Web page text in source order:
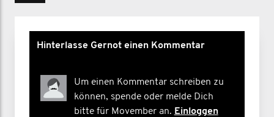
Hinterlasse Gernot einen Kommentar
Um einen Kommentar schreiben zu
können, spende oder melde Dich
bitte für Movember an. Einloggen